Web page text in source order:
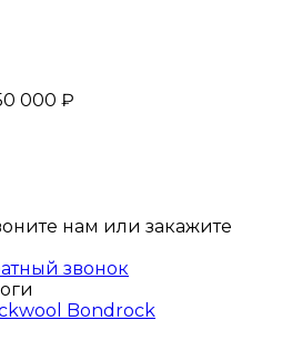
000 ₽
нам или закажите
звонок